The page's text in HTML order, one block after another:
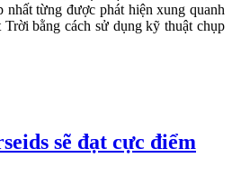
từng được phát hiện xung quanh
bằng cách sử dụng kỹ thuật chụp
sẽ đạt cực điểm